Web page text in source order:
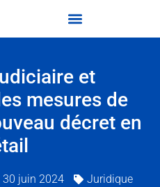
et
mesures de
décret en
30 juin 2024 Juridique